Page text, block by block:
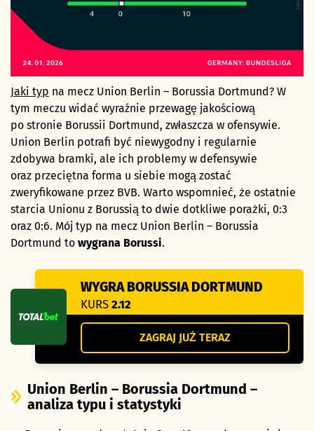
Jaki typ na mecz Union Berlin – Borussia Dortmund? W
tym meczu widać wyraźnie przewagę jakościową
po stronie Borussii Dortmund, zwłaszcza w ofensywie.
Union Berlin potrafi być niewygodny i regularnie
zdobywa bramki, ale ich problemy w defensywie
oraz przeciętna forma u siebie mogą zostać
zweryfikowane przez BVB. Warto wspomnieć, że ostatnie
starcia Unionu z Borussią to dwie dotkliwe porażki, 0:3
oraz 0:6. Mój typ na mecz Union Berlin – Borussia
Dortmund to wygrana Borussi.
WYGRA BORUSSIA DORTMUND
KURS 2.12
ZAGRAJ JUŻ TERAZ
Union Berlin – Borussia Dortmund –
analiza typu i statystyki